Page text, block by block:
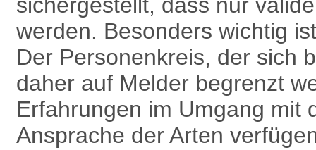
werden. Besonders wichtig
Der Personenkreis, der sich
daher auf Melder begrenzt
Erfahrungen im Umgang mit
Ansprache der Arten